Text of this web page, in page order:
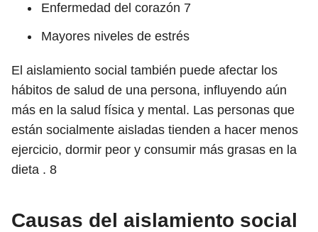
Enfermedad del corazón 7
Mayores niveles de estrés
El aislamiento social también puede afectar los
hábitos de salud de una persona, influyendo aún
más en la salud física y mental. Las personas que
están socialmente aisladas tienden a hacer menos
ejercicio, dormir peor y consumir más grasas en la
dieta . 8
Causas del aislamiento social